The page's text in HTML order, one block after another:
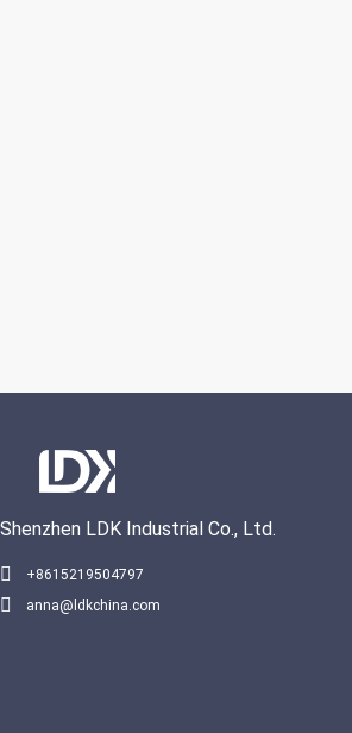
Shenzhen LDK Industrial Co., Ltd.
+8615219504797
anna@ldkchina.com